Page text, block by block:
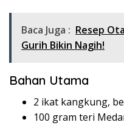
Baca Juga : Resep
Gurih Bikin Nagih!
Bahan Utama
2 ikat kangkung,
100 gram teri